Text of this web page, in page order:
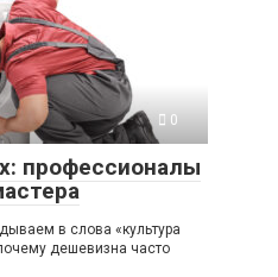
0
профессионалы
в слова «культура
дешевизна часто